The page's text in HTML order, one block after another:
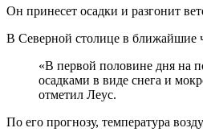
Он принесет осадки и разгонит
В Северной столице в ближайшие
«В первой половине дня на
осадками в виде снега и
отметил Леус.
По его прогнозу, температура